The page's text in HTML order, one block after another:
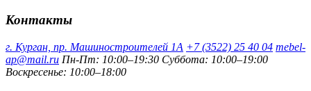
Контакты
г. Курган, пр. Машиностроителей 1А +7 (3522) 25 40 04 mebel-
ap@mail.ru Пн-Пт: 10:00–19:30 Суббота: 10:00–19:00
Воскресенье: 10:00–18:00